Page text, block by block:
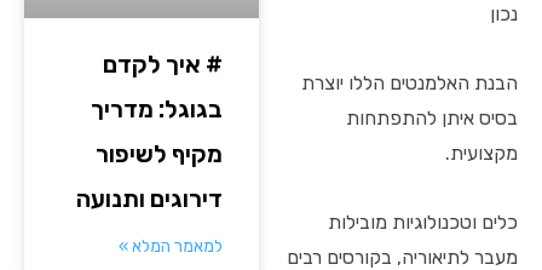
נכון
הבנת האלמנטים הללו יוצרת
בסיס איתן להתפתחות
מקצועית.
כלים וטכנולוגיות מובילות
מעבר לתיאוריה, בקורסים רבים
# איך לקדם
בגוגל: מדריך
מקיף לשיפור
דירוגים ותנועה
למאמר המלא »